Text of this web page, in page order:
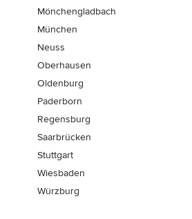
Mönchen­gladbach
München
Neuss
Oberhausen
Oldenburg
Paderborn
Regensburg
Saarbrücken
Stuttgart
Wiesbaden
Würzburg